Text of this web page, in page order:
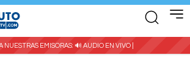
NUESTRAS EMISORAS: 🔊 AUDIO EN VIVO |